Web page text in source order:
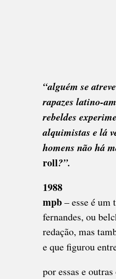
“alguém se
rapazes latino-
rebeldes
alquimistas e lá
homens não há
roll?”.
1988
mpb– esse é um
fernandes, ou
redação, mas
e que figurou
por essas e